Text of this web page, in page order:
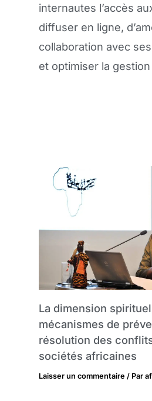
internautes l’accès
diffuser en ligne,
collaboration avec
et optimiser la
La dimension
mécanismes de
résolution des
sociétés africaines
Laisser un commentaire / Par